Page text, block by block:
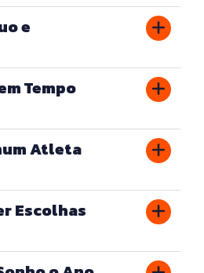
e
Tempo
Atleta
Escolhas